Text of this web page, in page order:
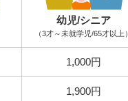
幼児/シニア
（3才～未就学児/65才以上）
1,000円
1,900円